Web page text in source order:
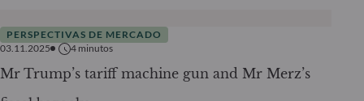
PERSPECTIVAS DE MERCADO
03.11.2025
4 minutos
Mr Trump’s tariff machine gun and Mr Merz’s